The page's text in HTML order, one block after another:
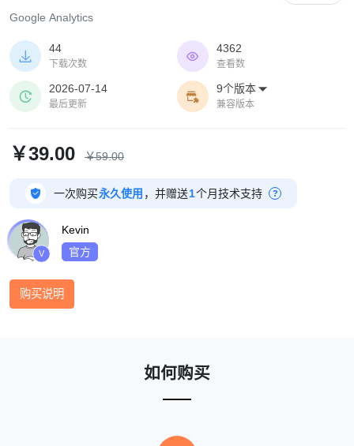
Google Analytics

44
下载次数

4362
查看数

2026-07-14
最后更新

9个版本 
兼容版本
￥39.00 ￥59.00
 一次购买永久使用 ，并赠送1个月技术支持 ?
V
Kevin
官方
购买说明
如何购买